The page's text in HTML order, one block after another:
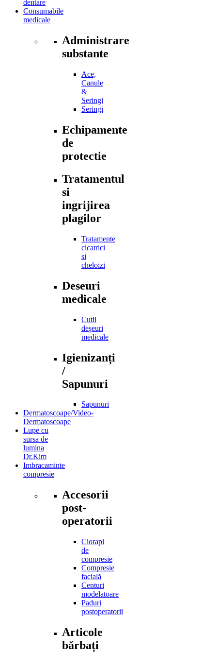
dentare
Consumabile
medicale
Administrare
substante
Ace,
Canule
&
Seringi
Seringi
Echipamente
de
protectie
Tratamentul
si
ingrijirea
plagilor
Tratamente
cicatrici
si
cheloizi
Deseuri
medicale
Cutii
deșeuri
medicale
Igienizanți
/
Sapunuri
Sapunuri
Dermatoscoape/Video-
Dermatoscoape
Lupe cu
sursa de
lumina
Dr.Kim
Imbracaminte
compresie
Accesorii
post-
operatorii
Ciorapi
de
compresie
Compresie
facială
Centuri
modelatoare
Paduri
postoperatorii
Articole
bărbați